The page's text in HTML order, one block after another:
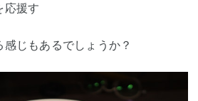
応援す
じもあるでしょうか？